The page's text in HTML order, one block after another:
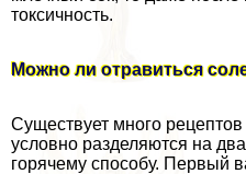
токсичность.
Можно ли отравиться
Существует много
условно разделяются на
горячему способу. Первый